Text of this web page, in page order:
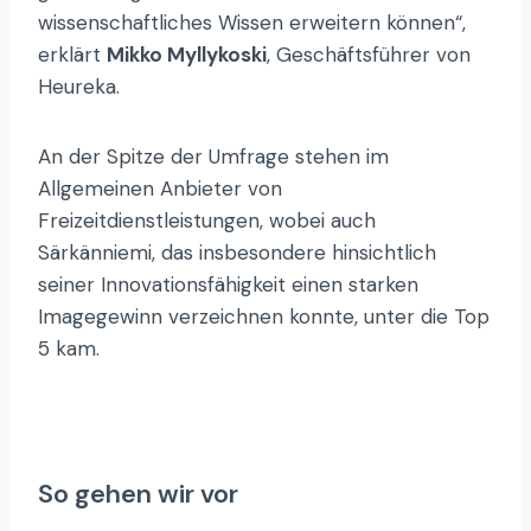
wissenschaftliches Wissen erweitern können“,
erklärt Mikko Myllykoski, Geschäftsführer von
Heureka.
An der Spitze der Umfrage stehen im
Allgemeinen Anbieter von
Freizeitdienstleistungen, wobei auch
Särkänniemi, das insbesondere hinsichtlich
seiner Innovationsfähigkeit einen starken
Imagegewinn verzeichnen konnte, unter die Top
5 kam.
So gehen wir vor